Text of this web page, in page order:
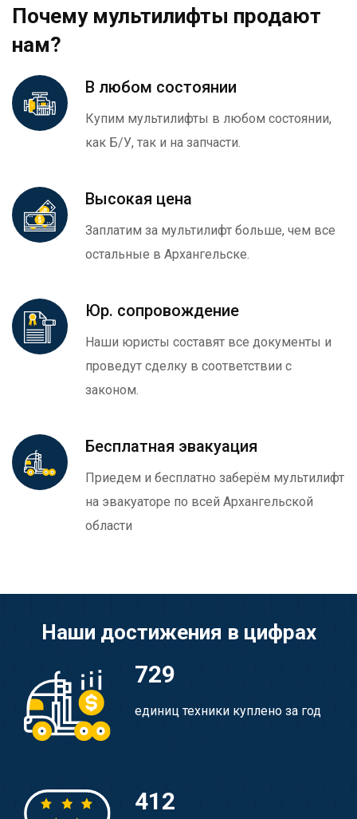
Почему мультилифты продают
нам?
В любом состоянии
Купим мультилифты в любом состоянии,
как Б/У, так и на запчасти.
Высокая цена
Заплатим за мультилифт больше, чем все
остальные в Архангельске.
Юр. сопровождение
Наши юристы составят все документы и
проведут сделку в соответствии с
законом.
Бесплатная эвакуация
Приедем и бесплатно заберём мультилифт
на эвакуаторе по всей Архангельской
области
Наши достижения в цифрах
729
единиц техники куплено за год
412